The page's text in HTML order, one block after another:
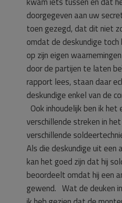
doorgegeven aan uw
toen gezegd, dat dit niet
omdat de deskundige
op zijn eigen
door de partijen te laten
rapport lees, staan daar
deskundige enkel van de
Ook inhoudelijk ben ik het
verschillende streken in
verschillende
Als die deskundige uit een
kan het goed zijn dat hij
beoordeelt omdat hij een
gewend. Wat de deuken